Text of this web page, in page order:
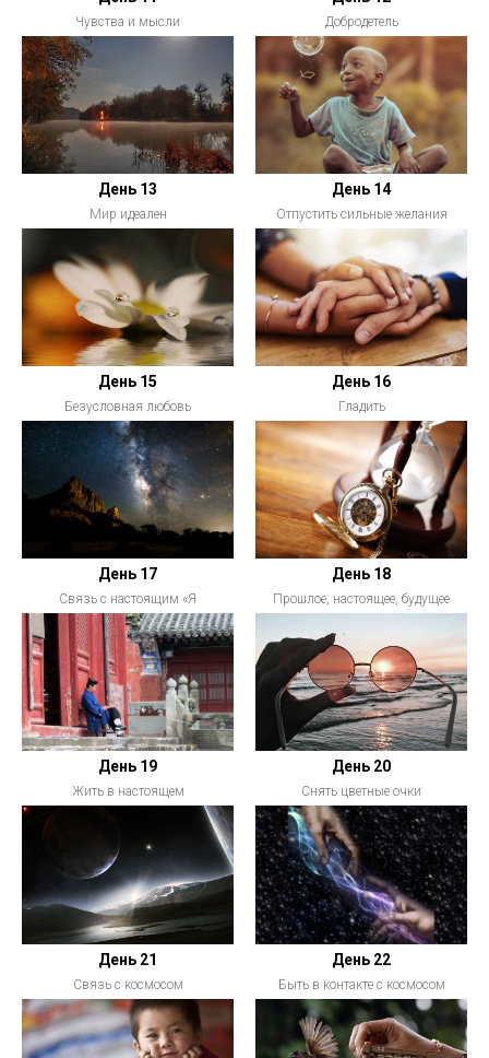
Чувства и мысли Добродетель
День 13
Мир идеален
День 14
Отпустить сильные желания
День 15
Безусловная любовь
День 16
Гладить
День 17
Связь с настоящим «Я
День 18
Прошлое, настоящее, будущее
День 19
Жить в настоящем
День 20
Снять цветные очки
День 21
Связь с космосом
День 22
Быть в контакте с космосом